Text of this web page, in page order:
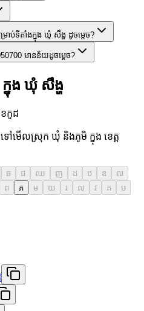
ប់ទីតាំងក្នុង ឃុំ សឹង្ហ ដូចម្តេច?
មានន័យដូចម្តេច?
នុង ឃុំ សឹង្ហ
ខកូដ
ៅមើលស្រុក ឃុំ និងភូមិ ក្នុង ខេត្ត
ឆ ជ ឈ ញ ដ ឋ ឌ
ឍ
ព ភ ម យ រ ល វ ឝ
ឞ